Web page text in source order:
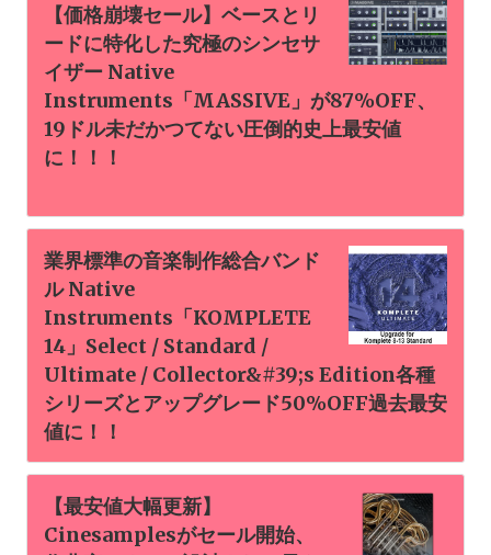
【価格崩壊セール】ベースとリ
ードに特化した究極のシンセサ
イザー Native
Instruments「MASSIVE」が87%OFF、
19ドル未だかつてない圧倒的史上最安値
に！！！
業界標準の音楽制作総合バンド
ル Native
Instruments「KOMPLETE
14」Select / Standard /
Ultimate / Collector&#39;s Edition各種
シリーズとアップグレード50%OFF過去最安
値に！！
【最安値大幅更新】
Cinesamplesがセール開始、